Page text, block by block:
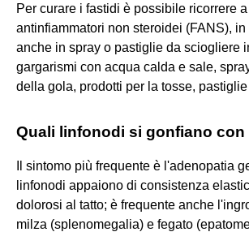
Per curare i fastidi è possibile ricorrere
antinfiammatori non steroidei (FANS), in
anche in spray o pastiglie da sciogliere
gargarismi con acqua calda e sale,
della gola, prodotti per la tosse,
Quali linfonodi si gonfiano con
Il sintomo più frequente è l'adenopatia
linfonodi appaiono di consistenza
dolorosi al tatto; è frequente anche
milza (splenomegalia) e fegato